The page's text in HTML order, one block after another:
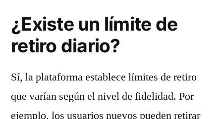
¿Existe un límite de
retiro diario?
Sí, la plataforma establece límites de retiro
que varían según el nivel de fidelidad. Por
ejemplo, los usuarios nuevos pueden retirar